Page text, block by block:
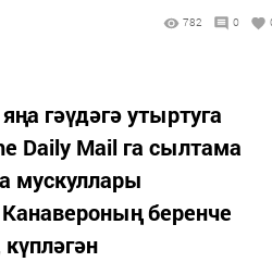
782 0
гәүдәгә утыртуга
Daily Mail га сылтама
мускуллары
беренче